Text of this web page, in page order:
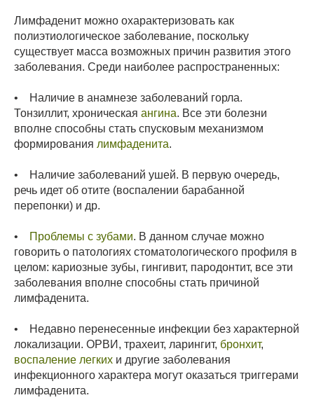
Лимфаденит можно охарактеризовать как
полиэтиологическое заболевание, поскольку
существует масса возможных причин развития этого
заболевания. Среди наиболее распространенных:
• Наличие в анамнезе заболеваний горла.
Тонзиллит, хроническая ангина. Все эти болезни
вполне способны стать спусковым механизмом
формирования лимфаденита.
• Наличие заболеваний ушей. В первую очередь,
речь идет об отите (воспалении барабанной
перепонки) и др.
• Проблемы с зубами. В данном случае можно
говорить о патологиях стоматологического профиля в
целом: кариозные зубы, гингивит, пародонтит, все эти
заболевания вполне способны стать причиной
лимфаденита.
• Недавно перенесенные инфекции без характерной
локализации. ОРВИ, трахеит, ларингит, бронхит,
воспаление легких и другие заболевания
инфекционного характера могут оказаться триггерами
лимфаденита.